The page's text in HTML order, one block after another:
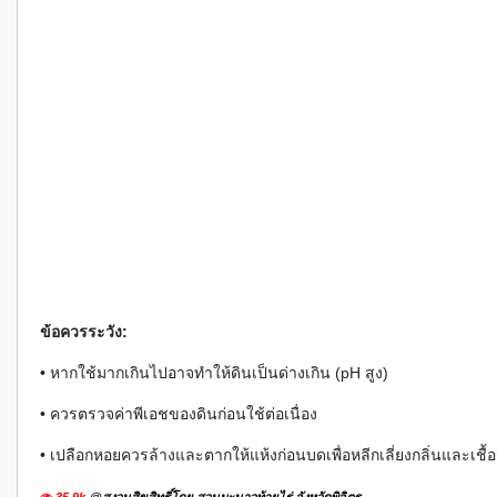
ข้อควรระวัง:
• หากใช้มากเกินไปอาจทำให้ดินเป็นด่างเกิน (pH สูง)
• ควรตรวจค่าพีเอชของดินก่อนใช้ต่อเนื่อง
• เปลือกหอยควรล้างและตากให้แห้งก่อนบดเพื่อหลีกเลี่ยงกลิ่นและเชื้